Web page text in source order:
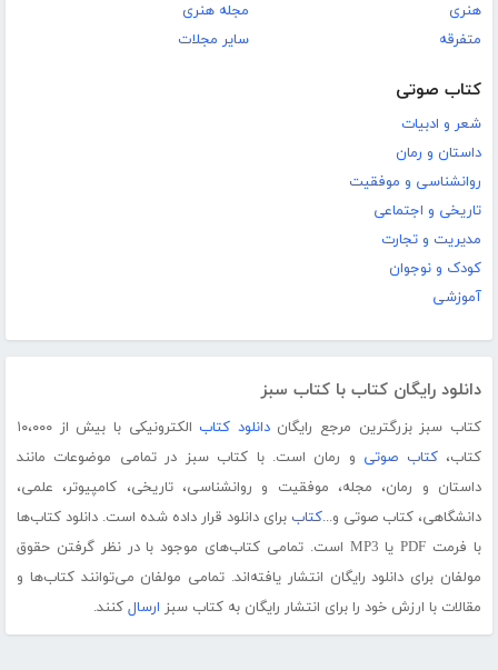
هنری
متفرقه
مجله هنری
سایر مجلات
کتاب صوتی
شعر و ادبیات
داستان و رمان
روانشناسی و موفقیت
تاریخی و اجتماعی
مدیریت و تجارت
کودک و نوجوان
آموزشی
دانلود رایگان کتاب با کتاب سبز
کتاب سبز بزرگترین مرجع رایگاندانلود کتاب
الکترونیکی با بیش از ۱۰،۰۰۰
کتاب،کتاب صوتی و رمان است. با کتاب سبز در تمامی موضوعات مانند
داستان و رمان، مجله، موفقیت و روانشناسی، تاریخی، کامپیوتر، علمی،
دانشگاهی، کتاب صوتی و...کتاب برای دانلود قرار داده شده است. دانلود کتاب‌ها
با فرمت PDF یا MP3 است. تمامی کتاب‌های موجود با در نظر گرفتن حقوق
مولفان برای دانلود رایگان انتشار یافته‌اند. تمامی مولفان می‌توانند کتاب‌ها و
مقالات با ارزش خود را برای انتشار رایگان به کتاب سبز ارسال کنند.